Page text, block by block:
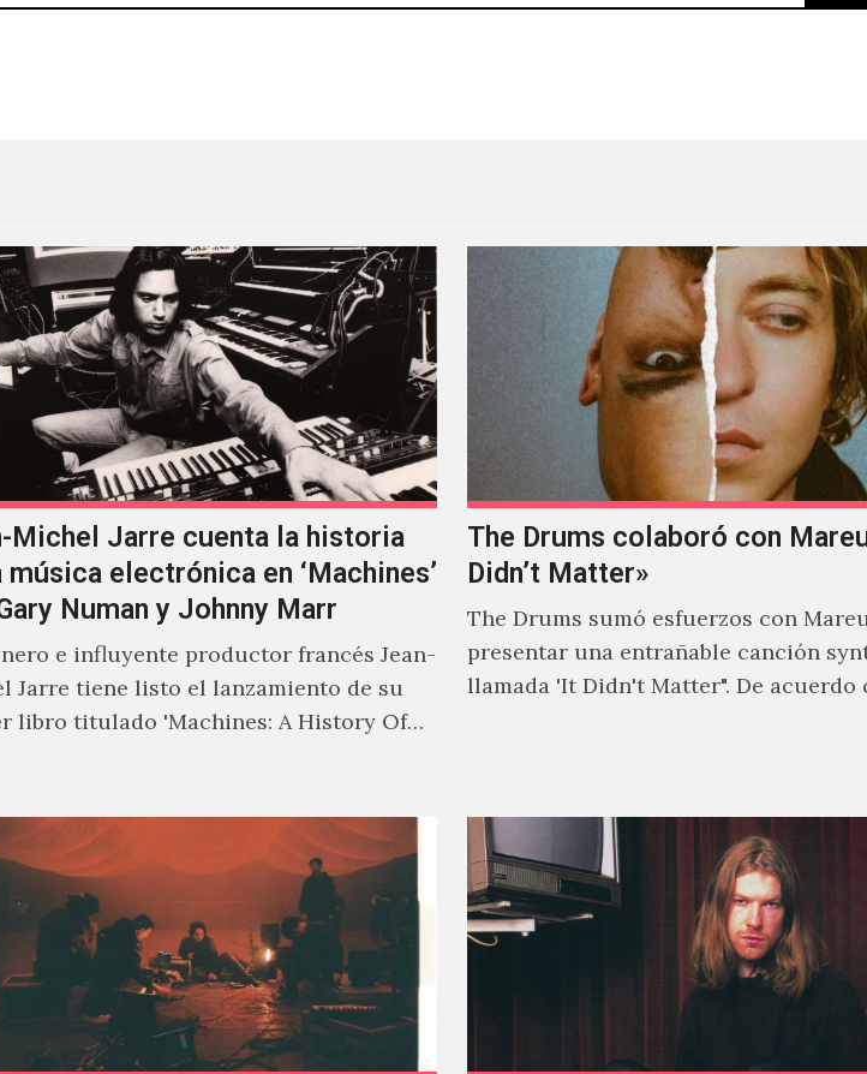
Michel Jarre cuenta la historia
música electrónica en ‘Machines’
Numan y Johnny Marr
e influyente productor francés Jean-
Jarre tiene listo el lanzamiento de su
libro titulado 'Machines: A History Of
The Drums colaboró con
Didn’t Matter»
The Drums sumó esfuerzos con
presentar una entrañable canción
llamada 'It Didn't Matter". De acuerdo